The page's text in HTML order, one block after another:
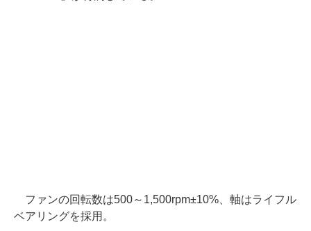
ファンの回転数は500～1,500rpm±10%、軸はライフル
ベアリングを採用。